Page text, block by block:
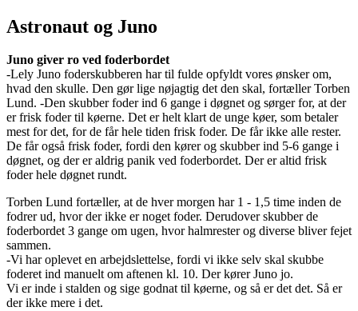
Astronaut og Juno
Juno giver ro ved foderbordet
-Lely Juno foderskubberen har til fulde opfyldt vores ønsker om,
hvad den skulle. Den gør lige nøjagtig det den skal, fortæller Torben
Lund. -Den skubber foder ind 6 gange i døgnet og sørger for, at der
er frisk foder til køerne. Det er helt klart de unge køer, som betaler
mest for det, for de får hele tiden frisk foder. De får ikke alle rester.
De får også frisk foder, fordi den kører og skubber ind 5-6 gange i
døgnet, og der er aldrig panik ved foderbordet. Der er altid frisk
foder hele døgnet rundt.
Torben Lund fortæller, at de hver morgen har 1 - 1,5 time inden de
fodrer ud, hvor der ikke er noget foder. Derudover skubber de
foderbordet 3 gange om ugen, hvor halmrester og diverse bliver fejet
sammen.
-Vi har oplevet en arbejdslettelse, fordi vi ikke selv skal skubbe
foderet ind manuelt om aftenen kl. 10. Der kører Juno jo.
Vi er inde i stalden og sige godnat til køerne, og så er det det. Så er
der ikke mere i det.